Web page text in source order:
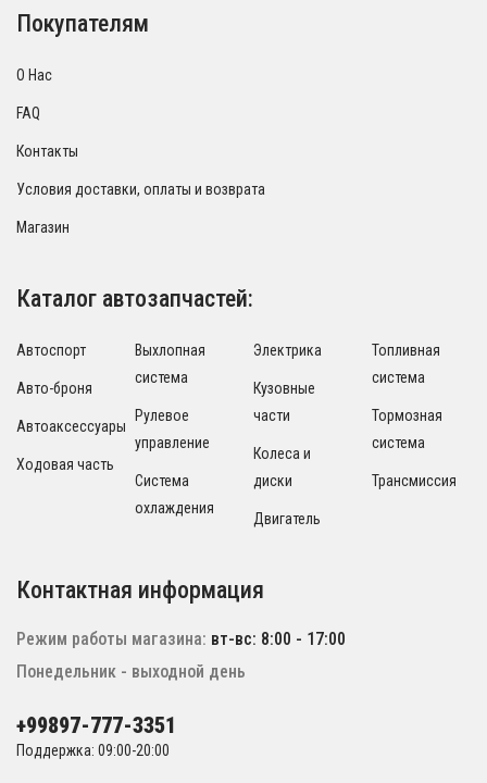
Покупателям
О Нас
FAQ
Контакты
Условия доставки, оплаты и возврата
Магазин
Каталог автозапчастей:
Автоспорт
Авто-броня
Автоаксессуары
Ходовая часть
Выхлопная
система
Рулевое
управление
Система
охлаждения
Электрика
Кузовные
части
Колеса и
диски
Двигатель
Топливная
система
Тормозная
система
Трансмиссия
Контактная информация
Режим работы магазина: вт-вс: 8:00 - 17:00
Понедельник - выходной день
+99897-777-3351
Поддержка: 09:00-20:00